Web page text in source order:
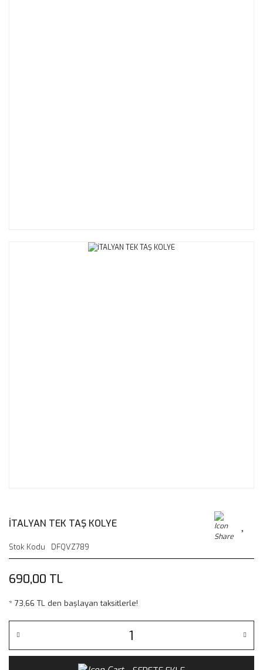
İTALYAN TEK TAŞ KOLYE
Stok Kodu DFQVZ789
690,00 TL
* 73,66 TL den başlayan taksitlerle!